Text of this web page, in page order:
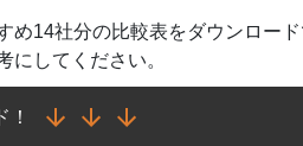
14社分の比較表をダウンロー
にしてください。